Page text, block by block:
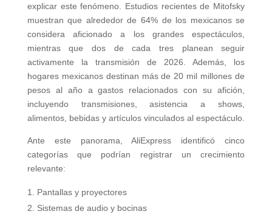
explicar este fenómeno. Estudios recientes de Mitofsky
muestran que alrededor de 64% de los mexicanos se
considera aficionado a los grandes espectáculos,
mientras que dos de cada tres planean seguir
activamente la transmisión de 2026. Además, los
hogares mexicanos destinan más de 20 mil millones de
pesos al año a gastos relacionados con su afición,
incluyendo transmisiones, asistencia a shows,
alimentos, bebidas y artículos vinculados al espectáculo.
Ante este panorama, AliExpress identificó cinco
categorías que podrían registrar un crecimiento
relevante:
Pantallas y proyectores
Sistemas de audio y bocinas